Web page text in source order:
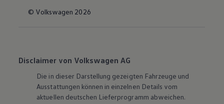
© Volkswagen 2026
Disclaimer von Volkswagen AG
Die in dieser Darstellung gezeigten Fahrzeuge und
Ausstattungen können in einzelnen Details vom
aktuellen deutschen Lieferprogramm abweichen.